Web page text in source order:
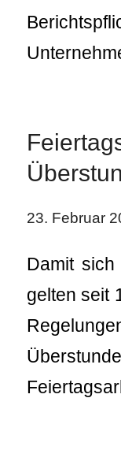
23. Februar
Damit
gelten seit